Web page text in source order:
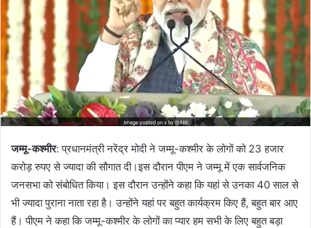
जम्मू-कश्मीर: प्रधानमंत्री नरेंद्र मोदी ने जम्मू-कश्मीर के लोगों को 23 हजार
करोड़ रुपए से ज्यादा की सौगात दी।इस दौरान पीएम ने जम्मू में एक सार्वजनिक
जनसभा को संबोधित किया। इस दौरान उन्होंने कहा कि यहां से उनका 40 साल से
भी ज्यादा पुराना नाता रहा है। उन्होंने यहां पर बहुत कार्यक्रम किए हैं, बहुत बार आए
हैं। पीएम ने कहा कि जम्मू-कश्मीर के लोगों का प्यार हम सभी के लिए बहुत बड़ा